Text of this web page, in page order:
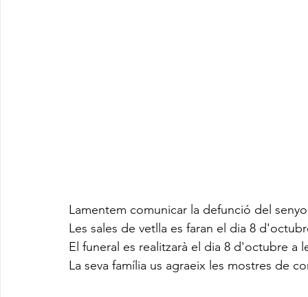
Lamentem comunicar la defunció del
Les sales de vetlla es faran el dia 8
El funeral es realitzarà el dia 8 d'octubre a
La seva família us agraeix les mostres de